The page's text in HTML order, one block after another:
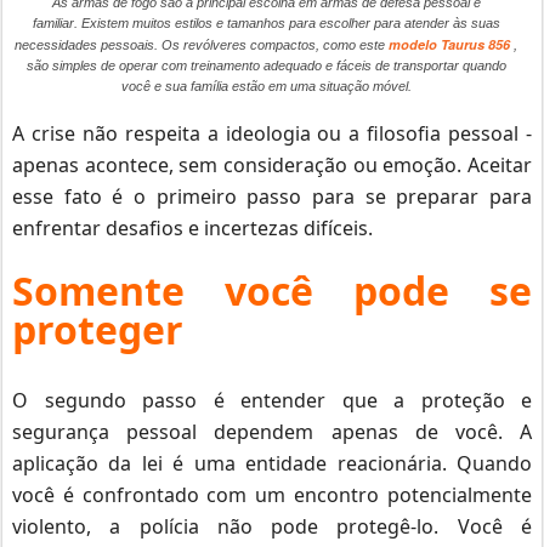
familiar. Existem muitos estilos e tamanhos para escolher para atender às suas
necessidades pessoais. Os revólveres compactos, como este modelo Taurus 856,
são simples de operar com treinamento adequado e fáceis de transportar quando
você e sua família estão em uma situação móvel.
A crise não respeita a ideologia ou a filosofia pessoal -
apenas acontece, sem consideração ou emoção. Aceitar
esse fato é o primeiro passo para se preparar para
enfrentar desafios e incertezas difíceis.
Somente você pode se
proteger
O segundo passo é entender que a proteção e
segurança pessoal dependem apenas de você. A
aplicação da lei é uma entidade reacionária. Quando
você é confrontado com um encontro potencialmente
violento, a polícia não pode protegê-lo. Você é